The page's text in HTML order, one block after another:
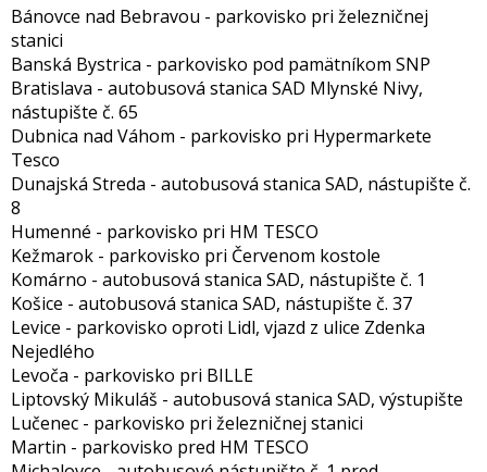
Bánovce nad Bebravou - parkovisko pri železničnej
stanici
Banská Bystrica - parkovisko pod pamätníkom SNP
Bratislava - autobusová stanica SAD Mlynské Nivy,
nástupište č. 65
Dubnica nad Váhom - parkovisko pri Hypermarkete
Tesco
Dunajská Streda - autobusová stanica SAD, nástupište č.
8
Humenné - parkovisko pri HM TESCO
Kežmarok - parkovisko pri Červenom kostole
Komárno - autobusová stanica SAD, nástupište č. 1
Košice - autobusová stanica SAD, nástupište č. 37
Levice - parkovisko oproti Lidl, vjazd z ulice Zdenka
Nejedlého
Levoča - parkovisko pri BILLE
Liptovský Mikuláš - autobusová stanica SAD, výstupište
Lučenec - parkovisko pri železničnej stanici
Martin - parkovisko pred HM TESCO